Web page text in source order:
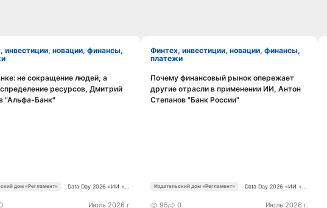
Смотреть видео
не сокращение людей, а
ресурсов, Дмитрий
"Альфа-Банк"
дом «Регламент»
Data Day 2026 «ИИ +
уверенный курс в
Июль 2026 г.
Финтех, инвестиции, новации, финансы,
платежи
Смотреть видео
Почему финансовый рынок опережает
другие отрасли в применении ИИ, Антон
Степанов "Банк России"
Издательский дом «Регламент»
Data Day 2026 «ИИ +
уверенный курс в
95 0 Июль 2026 г.